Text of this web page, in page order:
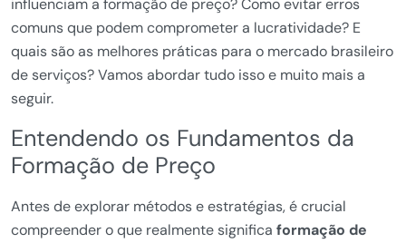
influenciam a formação de preço? Como evitar erros
comuns que podem comprometer a lucratividade? E
quais são as melhores práticas para o mercado brasileiro
de serviços? Vamos abordar tudo isso e muito mais a
seguir.
Entendendo os Fundamentos da
Formação de Preço
Antes de explorar métodos e estratégias, é crucial
compreender o que realmente significa formação de